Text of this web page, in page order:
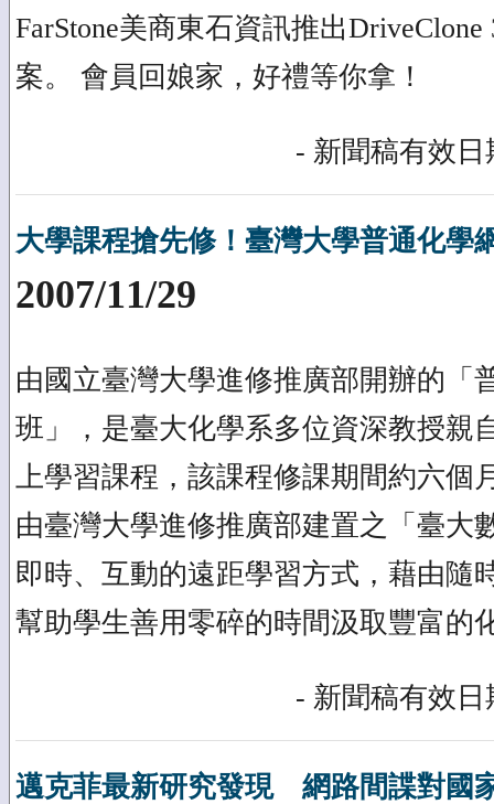
FarStone美商東石資訊推出
案。 會員回娘家，好禮等你拿！
- 新聞稿有效日
大學課程搶先修！臺灣大學普通化學
2007/11/29
由國立臺灣大學進修推廣部開辦的「
班」，是臺大化學系多位資深教授親
上學習課程，該課程修課期間約六個
由臺灣大學進修推廣部建置之「臺大
即時、互動的遠距學習方式，藉由隨
幫助學生善用零碎的時間汲取豐富的
- 新聞稿有效日
邁克菲最新研究發現 網路間諜對國